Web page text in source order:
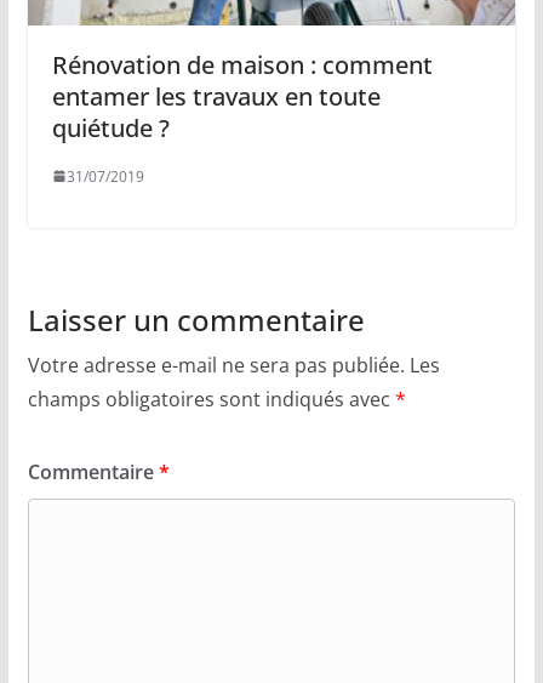
Rénovation de maison : comment
entamer les travaux en toute
quiétude ?
31/07/2019
Laisser un commentaire
Votre adresse e-mail ne sera pas publiée. Les
champs obligatoires sont indiqués avec *
Commentaire*